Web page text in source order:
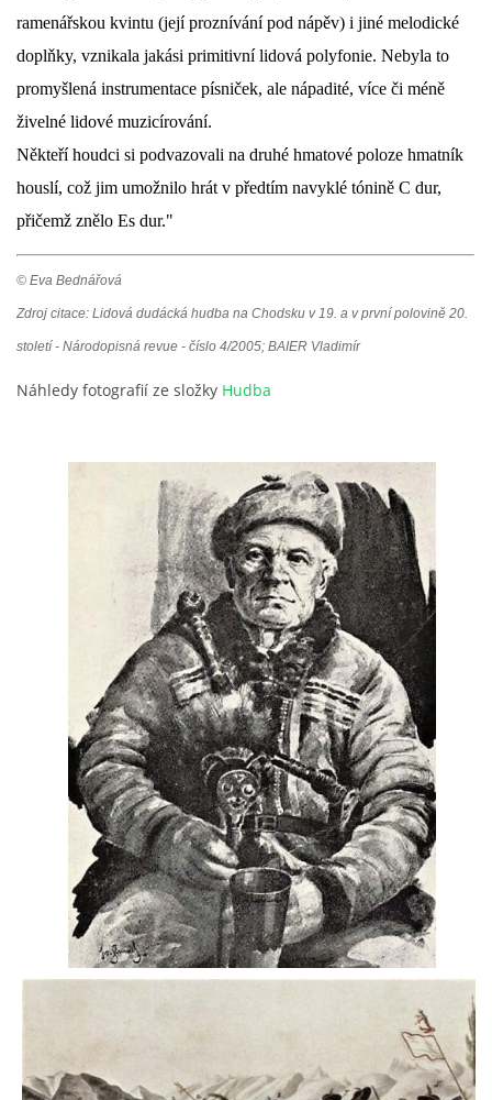
ramenářskou kvintu (její proznívání pod nápěv) i jiné melodické
doplňky, vznikala jakási primitivní lidová polyfonie. Nebyla to
promyšlená instrumentace písniček, ale nápadité, více či méně
živelné lidové muzicírování.
Někteří houdci si podvazovali na druhé hmatové poloze hmatník
houslí, což jim umožnilo hrát v předtím navyklé tónině C dur,
přičemž znělo Es dur."
© Eva Bednářová
Zdroj citace: Lidová dudácká hudba na Chodsku v 19. a v první polovině 20.
století - Národopisná revue - číslo 4/2005; BAIER Vladimír
Náhledy fotografií ze složky Hudba